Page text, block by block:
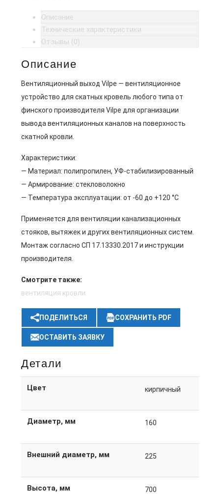
Описание
Технические характеристики
Отзывы (0)
Описание
Вентиляционный выход Vilpe — вентиляционное
устройство для скатных кровель любого типа от
финского производителя Vilpe для организации
вывода вентиляционных каналов на поверхность
скатной кровли.
Характеристики:
— Материал: полипропилен, УФ-стабилизированный
— Армирование: стекловолокно
— Температура эксплуатации: от -60 до +120 °C
Применяется для вентиляции канализационных
стояков, вытяжек и других вентиляционных систем.
Монтаж согласно СП 17.13330.2017 и инструкции
производителя.
Смотрите также:
вентиляция кровли
ПОДЕЛИТЬСЯ СОХРАНИТЬ PDF
ОСТАВИТЬ ЗАЯВКУ
Детали
Цвет кирпичный
Диаметр, мм 160
Внешний диаметр, мм 225
Высота, мм 700